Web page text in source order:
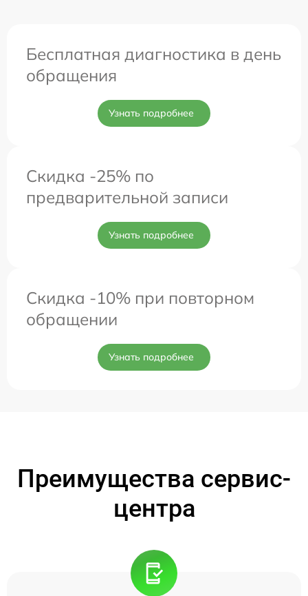
Бесплатная диагностика в день
обращения
Узнать подробнее
Скидка -25% по
предварительной записи
Узнать подробнее
Скидка -10% при повторном
обращении
Узнать подробнее
Преимущества сервис-
центра